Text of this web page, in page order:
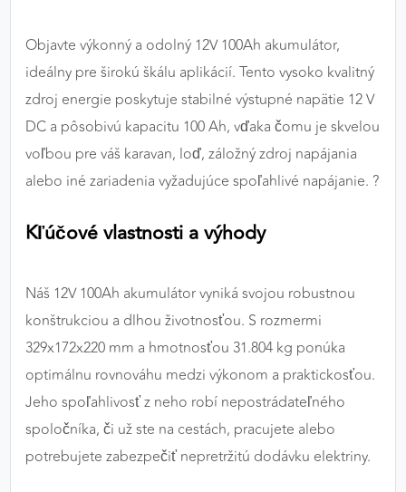
Objavte výkonný a odolný 12V 100Ah akumulátor,
ideálny pre širokú škálu aplikácií. Tento vysoko kvalitný
zdroj energie poskytuje stabilné výstupné napätie 12 V
DC a pôsobivú kapacitu 100 Ah, vďaka čomu je skvelou
voľbou pre váš karavan, loď, záložný zdroj napájania
alebo iné zariadenia vyžadujúce spoľahlivé napájanie. ?
Kľúčové vlastnosti a výhody
Náš 12V 100Ah akumulátor vyniká svojou robustnou
konštrukciou a dlhou životnosťou. S rozmermi
329x172x220 mm a hmotnosťou 31.804 kg ponúka
optimálnu rovnováhu medzi výkonom a praktickosťou.
Jeho spoľahlivosť z neho robí nepostrádateľného
spoločníka, či už ste na cestách, pracujete alebo
potrebujete zabezpečiť nepretržitú dodávku elektriny.
Poskytovateľ: Google
MARKETINGOVÉ COOKIES
stránkami. Umožňujú nám a našim partnerom
našom webe aj v reklamných sieťach tretích strán.
Google Ads